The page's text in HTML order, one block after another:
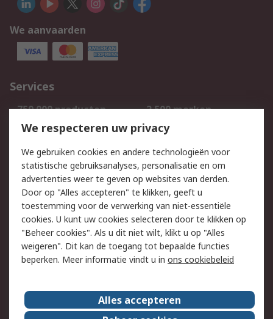
We aanvaarden
Services
750.000 producten
2.500 merken
Bestellen
Inkoopoplossingen
Track & Trace
Wettelijk
Cookiebeleid
Email veiligheid
Privacybeleid
Websitevoorwaarden
Algemene
verkoopvoorwaarden
Over RS
We respecteren uw privacy
We gebruiken cookies en andere technologieën voor
statistische gebruiksanalyses, personalisatie en om
advertenties weer te geven op websites van derden.
Door op "Alles accepteren" te klikken, geeft u
toestemming voor de verwerking van niet-essentiële
cookies. U kunt uw cookies selecteren door te klikken op
"Beheer cookies". Als u dit niet wilt, klikt u op "Alles
weigeren". Dit kan de toegang tot bepaalde functies
beperken. Meer informatie vindt u in ons cookiebeleid
Alles accepteren